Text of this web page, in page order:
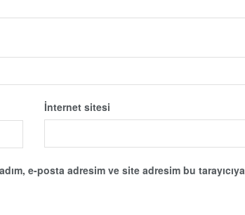
İnternet sitesi
e-posta adresim ve site adresim bu tarayıcıya